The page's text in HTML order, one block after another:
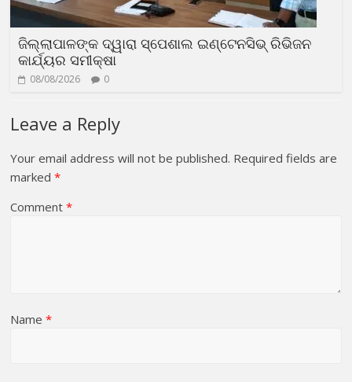
ଜିଲ୍ଲାପାଳଙ୍କ ଦ୍ୱାରା ସ୍ପେଶାଲ ଇଣ୍ଟେନସିଭ୍ ରିଭିଜନ
କାର୍ଯ୍ୟର ସମୀକ୍ଷା
08/08/2026 0
Leave a Reply
Your email address will not be published. Required fields are
marked*
Comment*
Name*